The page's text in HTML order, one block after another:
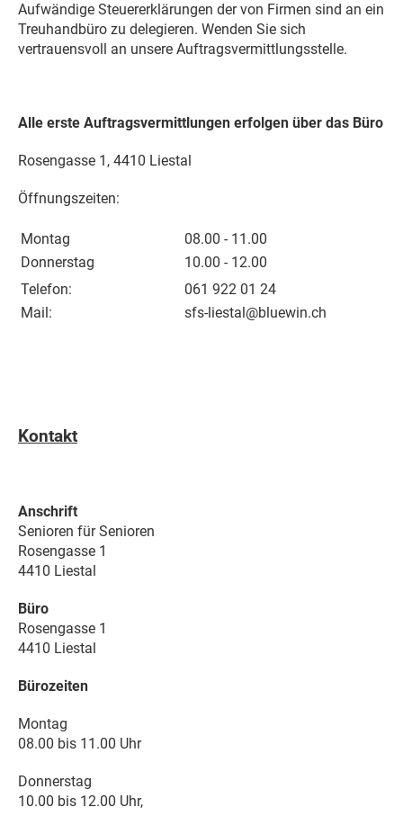
Aufwändige Steuererklärungen der von Firmen sind an ein
Treuhandbüro zu delegieren. Wenden Sie sich
vertrauensvoll an unsere Auftragsvermittlungsstelle.
Alle erste Auftragsvermittlungen erfolgen über das Büro
Rosengasse 1, 4410 Liestal
Öffnungszeiten:
Montag
08.00 - 11.00
Donnerstag
10.00 - 12.00
Telefon:
061 922 01 24
Mail:
sfs-liestal@bluewin.ch
Kontakt
Anschrift
Senioren für Senioren
Rosengasse 1
4410 Liestal
Büro
Rosengasse 1
4410 Liestal
Bürozeiten
Montag
08.00 bis 11.00 Uhr
Donnerstag
10.00 bis 12.00 Uhr,